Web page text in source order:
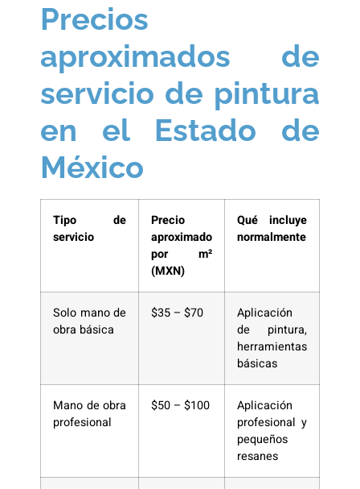
Precios
aproximados de
servicio de pintura
en el Estado de
México
Tipo de
servicio
Precio
aproximado
por m²
(MXN)
Qué incluye
normalmente
Solo mano de
obra básica
$35 – $70
Aplicación
de pintura,
herramientas
básicas
Mano de obra
profesional
$50 – $100
Aplicación
profesional y
pequeños
resanes